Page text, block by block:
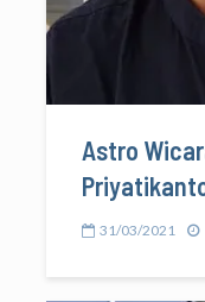
Astro
31/03/2021